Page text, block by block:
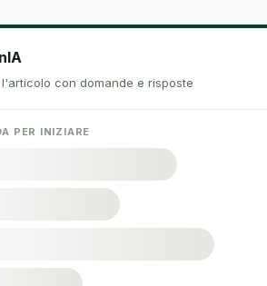
con domande e risposte
PER INIZIARE